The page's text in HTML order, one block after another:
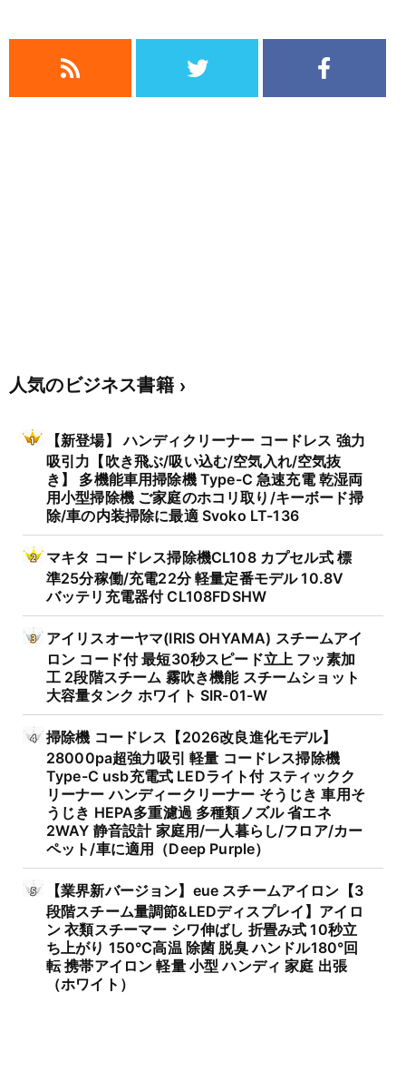
人気のビジネス書籍
【新登場】 ハンディクリーナー コードレス 強力
吸引力【吹き飛ぶ/吸い込む/空気入れ/空気抜
き】 多機能車用掃除機 Type-C 急速充電 乾湿両
用小型掃除機 ご家庭のホコリ取り/キーボード掃
除/車の内装掃除に最適 Svoko LT-136
マキタ コードレス掃除機CL108 カプセル式 標
準25分稼働/充電22分 軽量定番モデル 10.8V
バッテリ充電器付 CL108FDSHW
アイリスオーヤマ(IRIS OHYAMA) スチームアイ
ロン コード付 最短30秒スピード立上 フッ素加
工 2段階スチーム 霧吹き機能 スチームショット
大容量タンク ホワイト SIR-01-W
掃除機 コードレス【2026改良進化モデル】
28000pa超強力吸引 軽量 コードレス掃除機
Type-C usb充電式 LEDライト付 スティックク
リーナー ハンディークリーナー そうじき 車用そ
うじき HEPA多重濾過 多種類ノズル 省エネ
2WAY 静音設計 家庭用/一人暮らし/フロア/カー
ペット/車に適用（Deep Purple）
【業界新バージョン】eue スチームアイロン【3
段階スチーム量調節&LEDディスプレイ】アイロ
ン 衣類スチーマー シワ伸ばし 折畳み式 10秒立
ち上がり 150℃高温 除菌 脱臭 ハンドル180°回
転 携帯アイロン 軽量 小型 ハンディ 家庭 出張
（ホワイト）